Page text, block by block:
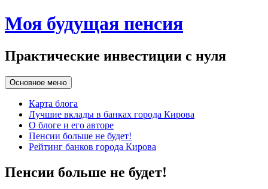
Перейти
к
Моя будущая пенсия
Практические инвестиции с нуля
Основное меню
Карта блога
Лучшие вклады в банках города Кирова
О блоге и его авторе
Пенсии больше не будет!
Рейтинг банков города Кирова
Пенсии больше не будет!